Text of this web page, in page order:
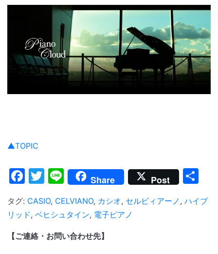
▲TOPIC
Facebook
Twitter
LineShare Post
タグ: CASIO, CELVIANO, カシオ, セルビィアーノ , ハイブ
リッド, ベヒシュタイン, 電子ピアノ
【ご連絡・お問い合わせ先】